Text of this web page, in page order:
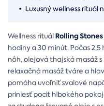
Luxusný wellness rituál
Wellness rituál Rolling
hodiny a 30 minút. Počas
nôh, olejová thajská masáž
relaxačná masáž tváre a
pomáha uvoľniť svalové
priniesť pocit hlbokého